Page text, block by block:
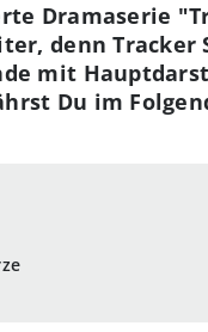
Dramaserie
denn
mit
Du im